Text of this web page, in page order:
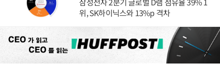
위, SK하이닉스와 13%p 격차